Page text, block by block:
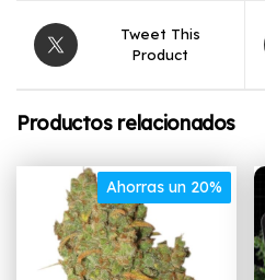
Tweet This
Product
Productos relacionados
Ahorras un 20%